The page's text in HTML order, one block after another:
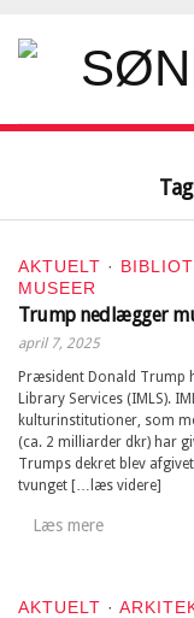
AKTUELT ·
MUSEER
Trump nedlægger
april 7, 2025
Præsident Donald Trump
Library Services (IMLS).
kulturinstitutioner, som
(ca. 2 milliarder dkr) har
Trumps dekret blev
tvunget […læs videre]
Læs mere
AKTUELT ·